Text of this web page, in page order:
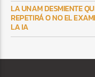
LA UNAM DESMIENTE
REPETIRÁ O NO EL
LA IA